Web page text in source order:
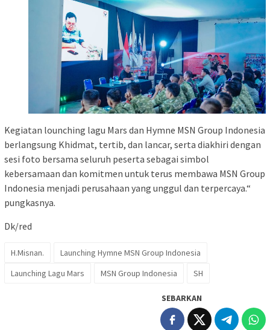
Kegiatan lounching lagu Mars dan Hymne MSN Group Indonesia
berlangsung Khidmat, tertib, dan lancar, serta diakhiri dengan
sesi foto bersama seluruh peserta sebagai simbol
kebersamaan dan komitmen untuk terus membawa MSN Group
Indonesia menjadi perusahaan yang unggul dan terpercaya.“
pungkasnya.
Dk/red
H.Misnan.
Launching Hymne MSN Group Indonesia
Launching Lagu Mars
MSN Group Indonesia SH
SEBARKAN